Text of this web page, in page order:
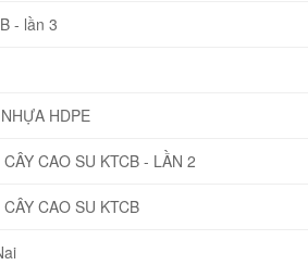
- lần 3
HDPE
CAO SU KTCB - LẦN 2
CAO SU KTCB